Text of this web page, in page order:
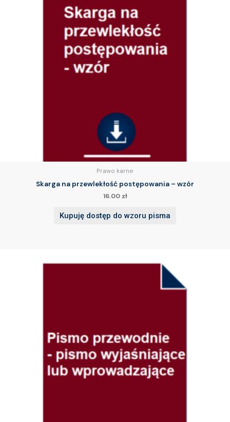
Prawo karne
Skarga na przewlekłość postępowania – wzór
16.00 zł
Kupuję dostęp do wzoru pisma